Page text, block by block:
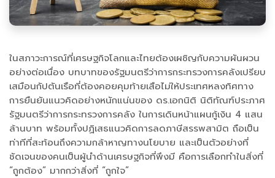
ในสภาวะการณ์ที่เศรษฐกิจโลกและไทยต้องเผชิญกับความผันผวน
อย่างต่อเนื่อง บทบาทของรัฐมนตรีว่าการกระทรวงการคลังเปรียบ
เสมือนกัปตันเรือที่ต้องคอยคุมท้ายเสือไม่ให้ประเทศหลงทิศทาง
การยืนยันแนวคิดอย่างหนักแน่นของ ดร.เอกนิติ นิติทัณฑ์ประภาศ
รัฐมนตรีว่าการกระทรวงการคลัง ในการเดินหน้าแผนกู้เงิน 4 แสน
ล้านบาท พร้อมทั้งปฏิเสธแนวคิดการลดภาษีสรรพสามิต ถือเป็น
ท่าทีที่สะท้อนถึงความกล้าหาญทางนโยบาย และเป็นตัวอย่างที่
ชัดเจนของคนเป็นผู้นำด้านเศรษฐกิจที่พึงมี คือการเลือกทำในสิ่งที่
“ถูกต้อง” มากกว่าสิ่งที่ “ถูกใจ”